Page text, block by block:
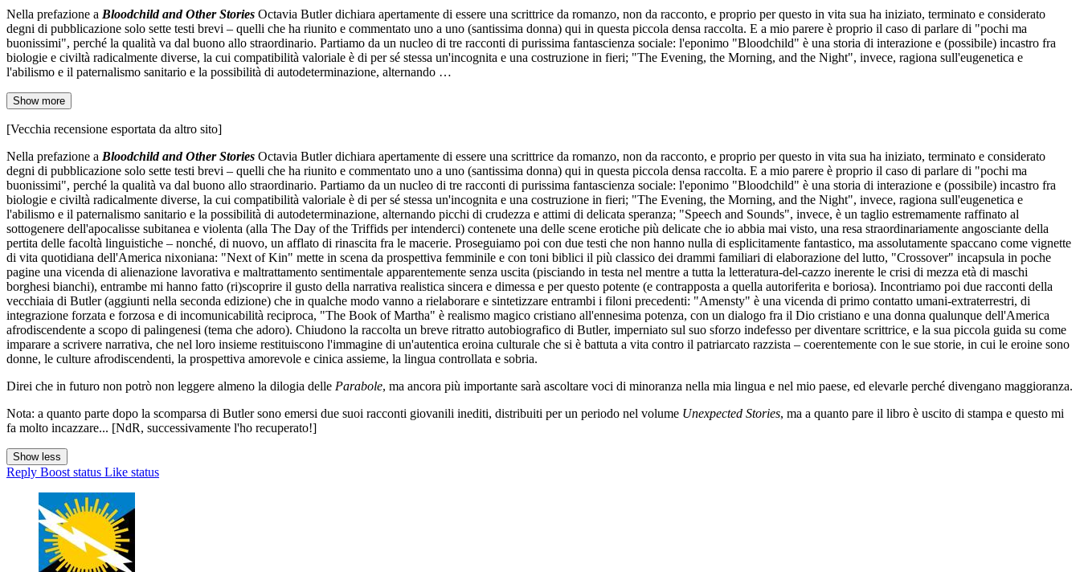
Nella prefazione a Bloodchild and Other Stories Octavia Butler dichiara apertamente di essere una scrittrice da romanzo, non da racconto, e proprio per questo in vita sua ha iniziato, terminato e considerato
degni di pubblicazione solo sette testi brevi – quelli che ha riunito e commentato uno a uno (santissima donna) qui in questa piccola densa raccolta. E a mio parere è proprio il caso di parlare di "pochi ma
buonissimi", perché la qualità va dal buono allo straordinario. Partiamo da un nucleo di tre racconti di purissima fantascienza sociale: l'eponimo "Bloodchild" è una storia di interazione e (possibile) incastro fra
biologie e civiltà radicalmente diverse, la cui compatibilità valoriale è di per sé stessa un'incognita e una costruzione in fieri; "The Evening, the Morning, and the Night", invece, ragiona sull'eugenetica e
l'abilismo e il paternalismo sanitario e la possibilità di autodeterminazione, alternando …
Show more
[Vecchia recensione esportata da altro sito]
Nella prefazione a Bloodchild and Other Stories Octavia Butler dichiara apertamente di essere una scrittrice da romanzo, non da racconto, e proprio per questo in vita sua ha iniziato, terminato e considerato
degni di pubblicazione solo sette testi brevi – quelli che ha riunito e commentato uno a uno (santissima donna) qui in questa piccola densa raccolta. E a mio parere è proprio il caso di parlare di "pochi ma
buonissimi", perché la qualità va dal buono allo straordinario. Partiamo da un nucleo di tre racconti di purissima fantascienza sociale: l'eponimo "Bloodchild" è una storia di interazione e (possibile) incastro fra
biologie e civiltà radicalmente diverse, la cui compatibilità valoriale è di per sé stessa un'incognita e una costruzione in fieri; "The Evening, the Morning, and the Night", invece, ragiona sull'eugenetica e
l'abilismo e il paternalismo sanitario e la possibilità di autodeterminazione, alternando picchi di crudezza e attimi di delicata speranza; "Speech and Sounds", invece, è un taglio estremamente raffinato al
sottogenere dell'apocalisse subitanea e violenta (alla The Day of the Triffids per intenderci) contenete una delle scene erotiche più delicate che io abbia mai visto, una resa straordinariamente angosciante della
pertita delle facoltà linguistiche – nonché, di nuovo, un afflato di rinascita fra le macerie. Proseguiamo poi con due testi che non hanno nulla di esplicitamente fantastico, ma assolutamente spaccano come vignette
di vita quotidiana dell'America nixoniana: "Next of Kin" mette in scena da prospettiva femminile e con toni biblici il più classico dei drammi familiari di elaborazione del lutto, "Crossover" incapsula in poche
pagine una vicenda di alienazione lavorativa e maltrattamento sentimentale apparentemente senza uscita (pisciando in testa nel mentre a tutta la letteratura-del-cazzo inerente le crisi di mezza età di maschi
borghesi bianchi), entrambe mi hanno fatto (ri)scoprire il gusto della narrativa realistica sincera e dimessa e per questo potente (e contrapposta a quella autoriferita e boriosa). Incontriamo poi due racconti della
vecchiaia di Butler (aggiunti nella seconda edizione) che in qualche modo vanno a rielaborare e sintetizzare entrambi i filoni precedenti: "Amensty" è una vicenda di primo contatto umani-extraterrestri, di
integrazione forzata e forzosa e di incomunicabilità reciproca, "The Book of Martha" è realismo magico cristiano all'ennesima potenza, con un dialogo fra il Dio cristiano e una donna qualunque dell'America
afrodiscendente a scopo di palingenesi (tema che adoro). Chiudono la raccolta un breve ritratto autobiografico di Butler, imperniato sul suo sforzo indefesso per diventare scrittrice, e la sua piccola guida su come
imparare a scrivere narrativa, che nel loro insieme restituiscono l'immagine di un'autentica eroina culturale che si è battuta a vita contro il patriarcato razzista – coerentemente con le sue storie, in cui le eroine sono
donne, le culture afrodiscendenti, la prospettiva amorevole e cinica assieme, la lingua controllata e sobria.
Direi che in futuro non potrò non leggere almeno la dilogia delle Parabole, ma ancora più importante sarà ascoltare voci di minoranza nella mia lingua e nel mio paese, ed elevarle perché divengano maggioranza.
Nota: a quanto parte dopo la scomparsa di Butler sono emersi due suoi racconti giovanili inediti, distribuiti per un periodo nel volume Unexpected Stories, ma a quanto pare il libro è uscito di stampa e questo mi
fa molto incazzare... [NdR, successivamente l'ho recuperato!]
Show less
Reply Boost status Like status